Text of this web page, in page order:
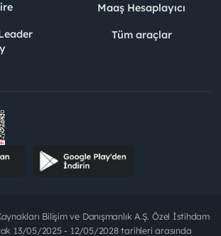
Maaş Hesaplayıcı
Tüm araçlar
Bilişim ve Danışmanlık A.Ş. Özel İstihdam
13/05/2025 - 12/05/2028 tarihleri arasında